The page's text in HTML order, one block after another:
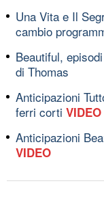
Una Vita e Il
cambio
Beautiful,
di Thomas
Anticipazioni
ferri corti VIDEO
Anticipazioni
VIDEO